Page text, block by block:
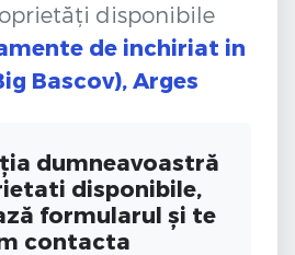
disponibile
de inchiriat in
Bascov), Arges
dumneavoastră
disponibile,
formularul și te
contacta